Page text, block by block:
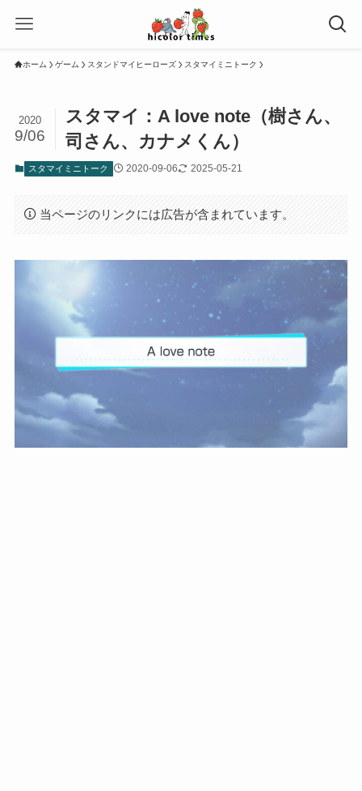
ホーム ゲーム スタンドマイヒーローズ スタマイミニトーク
スタマイ：A love note（樹さん、
司さん、カナメくん）
2020
9/06
スタマイミニトーク 2020-09-06 2025-05-21
当ページのリンクには広告が含まれています。